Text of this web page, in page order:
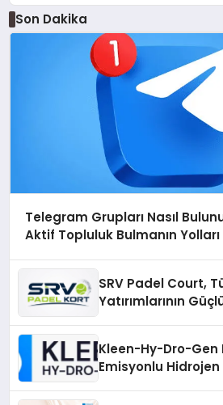
Son Dakika
Telegram Grupları Nasıl
Aktif Topluluk Bulmanın Yolları
SRV Padel Court,
Yatırımlarının
Kleen-Hy-Dro-Gen
Emisyonlu Hidrojen